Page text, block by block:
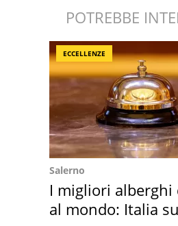
POTREBBE
ECCELLENZE
Salerno
I migliori alberghi
al mondo: Italia